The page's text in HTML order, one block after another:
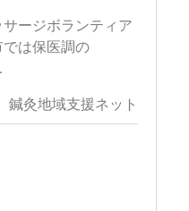
ージボランティア
は保医調の
鍼灸地域支援ネット